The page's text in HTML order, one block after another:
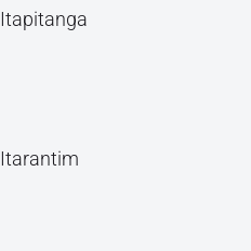
Itapitanga
Itarantim